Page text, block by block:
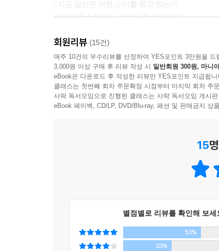
내면의 목소리인가, 세상의 목소리인가”
이 책은 클레오파트라뿐만 아니라 다양한 여성상
살고 있는지. 혹 영혼보다는 육체, 내면보다는 외
오프라 윈프리, 오드리 헵번, 마리아 칼라스, 마
저자 주변에서 일어났던 여러 사례까지 등장시키
학벌 또는 더 많은 돈이 아니라 자기 자신을 믿
아버지는 빚이 많았고, 무능력했다.
설상가상으로 바람둥이기까지 했다.
회원리뷰 (15건)
매주 10건의 우수리뷰를 선정하여 YES포인트 3만원을 드
3,000원 이상 구매 후 리뷰 작성 시 일반회원 300원, 마니
eBook은 다운로드 후 작성한 리뷰만 YES포인트 지급됩니
클래스는 첫번째 회차 주문확정 시점부터 마지막 회차 주
사락 독서모임으로 진행된 클래스는 사락 독서모임 게시
eBook 페이백, CD/LP, DVD/Blu-ray, 패션 및 판매금지 상
15
별점별로 리뷰를 확인해 보세
53%
33%